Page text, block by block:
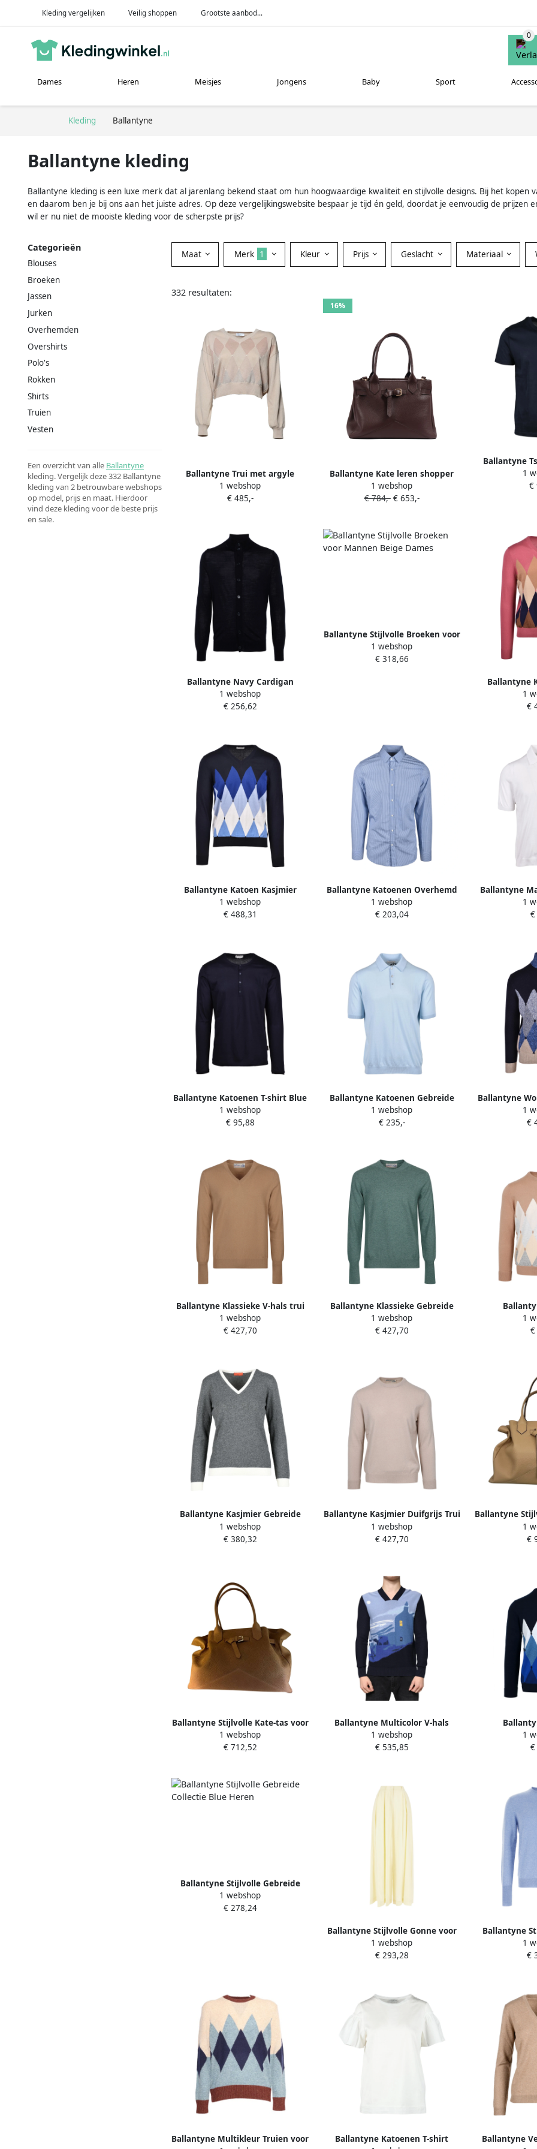
Kleding vergelijken Veilig shoppen Grootste aanbod...
Dames Heren Meisjes Jongens Baby Sport
Kleding Ballantyne
Ballantyne kleding
Ballantyne kleding is een luxe merk dat al jarenlang bekend staat om hun hoogwaardige kwaliteit en stijlvolle designs. Bij het kopen
en daarom ben je bij ons aan het juiste adres. Op deze vergelijkingswebsite bespaar je tijd én geld, doordat je eenvoudig de prijzen
wil er nu niet de mooiste kleding voor de scherpste prijs?
Categorieën
Blouses
Broeken
Jassen
Jurken
Overhemden
Overshirts
Polo's
Rokken
Shirts
Truien
Vesten
Een overzicht van alle Ballantyne
kleding. Vergelijk deze 332 Ballantyne
kleding van 2 betrouwbare webshops
op model, prijs en maat. Hierdoor
vind deze kleding voor de beste prijs
en sale.
Maat Merk 1 Kleur Prijs Geslacht Materiaal
332 resultaten:
Ballantyne Trui met argyle
intarsia Roze
1 webshop
€ 485,-
16%
Ballantyne Kate leren shopper
Bruin
1 webshop
€ 784,-€ 653,-
Ballantyne
1
€
Ballantyne Navy Cardigan
Sweater Blue Heren
1 webshop
€ 256,62
Ballantyne Stijlvolle Broeken voor
Mannen Beige Dames
1 webshop
€ 318,66
Ballantyne
Gebreide1
€
Ballantyne Katoen Kasjmier
Gebreide Trui Multicolor Heren
1 webshop
€ 488,31
Ballantyne Katoenen Overhemd
Blue Heren
1 webshop
€ 203,04
Ballantyne
1
€
Ballantyne Katoenen T-shirt Blue
Heren
1 webshop
€ 95,88
Ballantyne Katoenen Gebreide
Trui Blue Heren
1 webshop
€ 235,-
Ballantyne
1
€
Ballantyne Klassieke V-hals trui
Beige Heren
1 webshop
€ 427,70
Ballantyne Klassieke Gebreide
Trui Green Heren
1 webshop
€ 427,70
1
€
Ballantyne Kasjmier Gebreide
Trui Gray Dames
1 webshop
€ 380,32
Ballantyne Kasjmier Duifgrijs Trui
Gray Heren
1 webshop
€ 427,70
Ballantyne
Modieuze 1
€
Ballantyne Stijlvolle Kate-tas voor
fashionista's Brown Dames
1 webshop
€ 712,52
Ballantyne Multicolor V-hals
Katoenen Trui Multicolor Heren
1 webshop
€ 535,85
1
€
Ballantyne Stijlvolle Gebreide
Collectie Blue Heren
1 webshop
€ 278,24
Ballantyne Stijlvolle Gonne voor
een trendy look Beige Dames
1 webshop
€ 293,28
Ballantyne
mannen en
1
€
Ballantyne Multikleur Truien voor
Ballantyne Katoenen T-shirt
Ballantyne